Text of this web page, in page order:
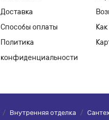
Доставка
Способы оплаты
Политика
конфиденциальности
/ Внутренняя отделка /